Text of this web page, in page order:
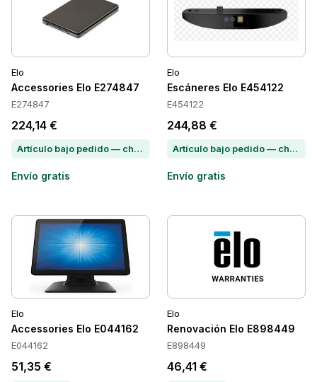
Elo
Accessories Elo E274847
E274847
224,14 €
Artículo bajo pedido — chatea para conocer el plazo de entrega
Envío gratis
Elo
Escáneres Elo E454122
E454122
244,88 €
Artículo bajo pedido — chatea para conocer el plazo de entrega
Envío gratis
Elo
Accessories Elo E044162
E044162
51,35 €
Elo
Renovación Elo E898449
E898449
46,41 €